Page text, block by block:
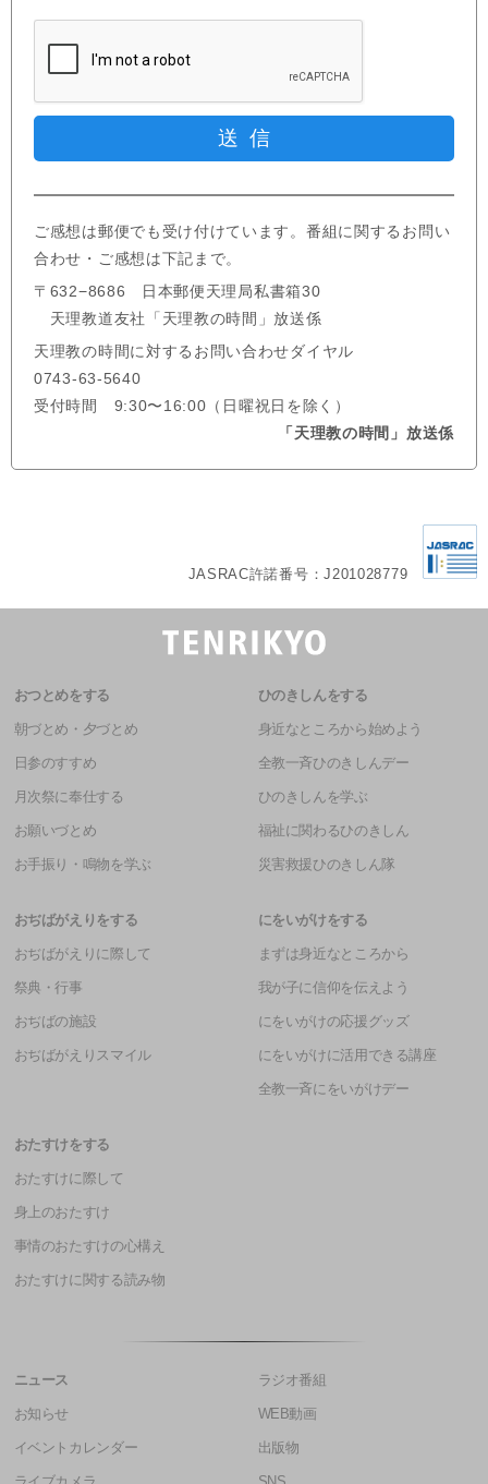
ご感想は郵便でも受け付けています。番組に関するお問い
合わせ・ご感想は下記まで。
〒632−8686 日本郵便天理局私書箱30
天理教道友社「天理教の時間」放送係
天理教の時間に対するお問い合わせダイヤル
0743-63-5640
受付時間 9:30〜16:00（日曜祝日を除く）
「天理教の時間」放送係
JASRAC許諾番号：J201028779
おつとめをする
朝づとめ・夕づとめ
日参のすすめ
月次祭に奉仕する
お願いづとめ
お手振り・鳴物を学ぶ
ひのきしんをする
身近なところから始めよう
全教一斉ひのきしんデー
ひのきしんを学ぶ
福祉に関わるひのきしん
災害救援ひのきしん隊
おぢばがえりをする
おぢばがえりに際して
祭典・行事
おぢばの施設
おぢばがえりスマイル
にをいがけをする
まずは身近なところから
我が子に信仰を伝えよう
にをいがけの応援グッズ
にをいがけに活用できる講座
全教一斉にをいがけデー
おたすけをする
おたすけに際して
身上のおたすけ
事情のおたすけの心構え
おたすけに関する読み物
ニュース
お知らせ
イベントカレンダー
ラジオ番組
WEB動画
出版物